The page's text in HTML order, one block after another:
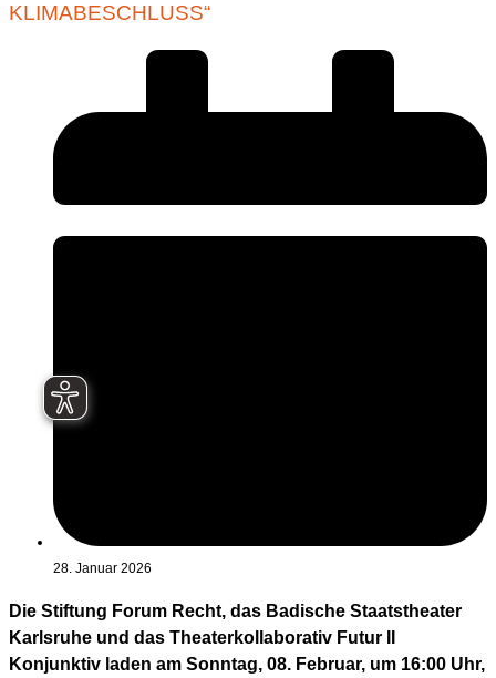
KLIMABESCHLUSS“
28. Januar 2026
Die Stiftung Forum Recht, das Badische Staatstheater
Karlsruhe und das Theaterkollaborativ Futur II
Konjunktiv laden am Sonntag, 08. Februar, um 16:00 Uhr,